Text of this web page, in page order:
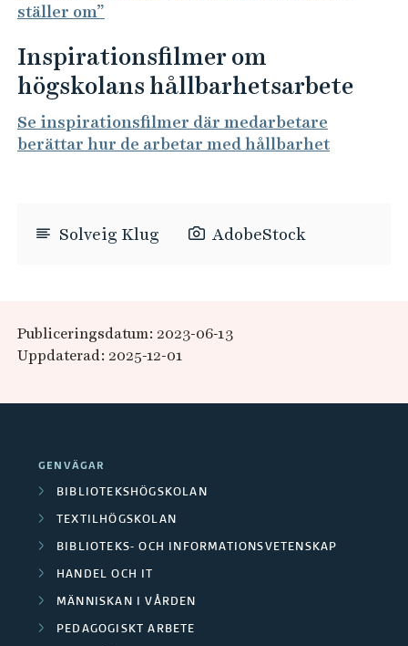
ställer om”
Inspirationsfilmer om
högskolans hållbarhetsarbete
Se inspirationsfilmer där medarbetare
berättar hur de arbetar med hållbarhet
Solveig Klug AdobeStock
Publiceringsdatum: 2023-06-13
Uppdaterad: 2025-12-01
GENVÄGAR
BIBLIOTEKSHÖGSKOLAN
TEXTILHÖGSKOLAN
BIBLIOTEKS- OCH INFORMATIONSVETENSKAP
HANDEL OCH IT
MÄNNISKAN I VÅRDEN
PEDAGOGISKT ARBETE